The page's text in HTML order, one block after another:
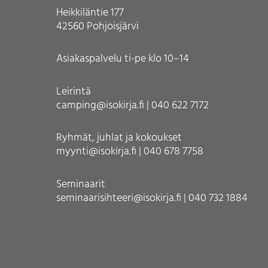
Heikkiläntie 177
42560 Pohjoisjärvi
Asiakaspalvelu ti-pe klo 10–14
Leirintä
camping@isokirja.fi | 040 622 7172
Ryhmät, juhlat ja kokoukset
myynti@isokirja.fi | 040 678 7758
Seminaarit
seminaarisihteeri@isokirja.fi | 040 732 1884